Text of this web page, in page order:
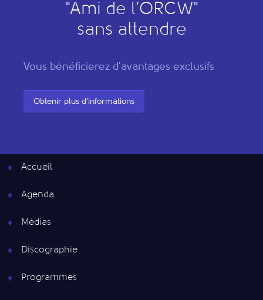
"Ami de l’ORCW"
sans attendre
Vous bénéficierez d'avantages exclusifs
Obtenir plus d'informations
Accueil
Agenda
Médias
Discographie
Programmes